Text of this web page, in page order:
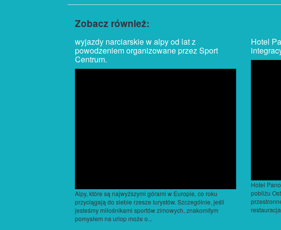
Zobacz również:
wyjazdy narciarskie w alpy od lat z
powodzeniem organizowane przez Sport
Centrum.
Alpy, które są najwyższymi górami w Europie, co roku
przyciągają do siebie rzesze turystów. Szczególnie, jeśli
jesteśmy miłośnikami sportów zimowych, znakomitym
pomysłem na urlop może o...
Hotel
Hotel
pobliżu